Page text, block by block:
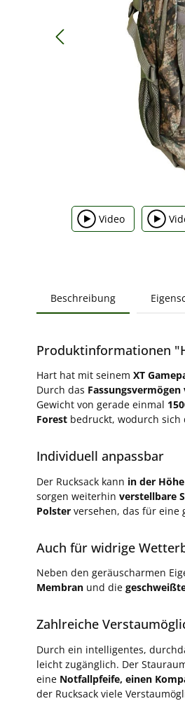
Video
Beschreibung
Produktinformationen
Hart hat mit seinem XT
Durch das Fassungsvermögen
Gewicht von gerade einmal
Forest bedruckt, wodurch sich
Individuell anpassbar
Der Rucksack kann in der
sorgen weiterhin verstellbare
Polster versehen, das für eine
Auch für widrige
Neben den geräuscharmen
Membran und die
Zahlreiche
Durch ein intelligentes,
leicht zugänglich. Der
eine Notfallpfeife, einen
der Rucksack viele